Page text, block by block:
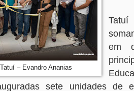
– Evandro Ananias
em
sete unidades de